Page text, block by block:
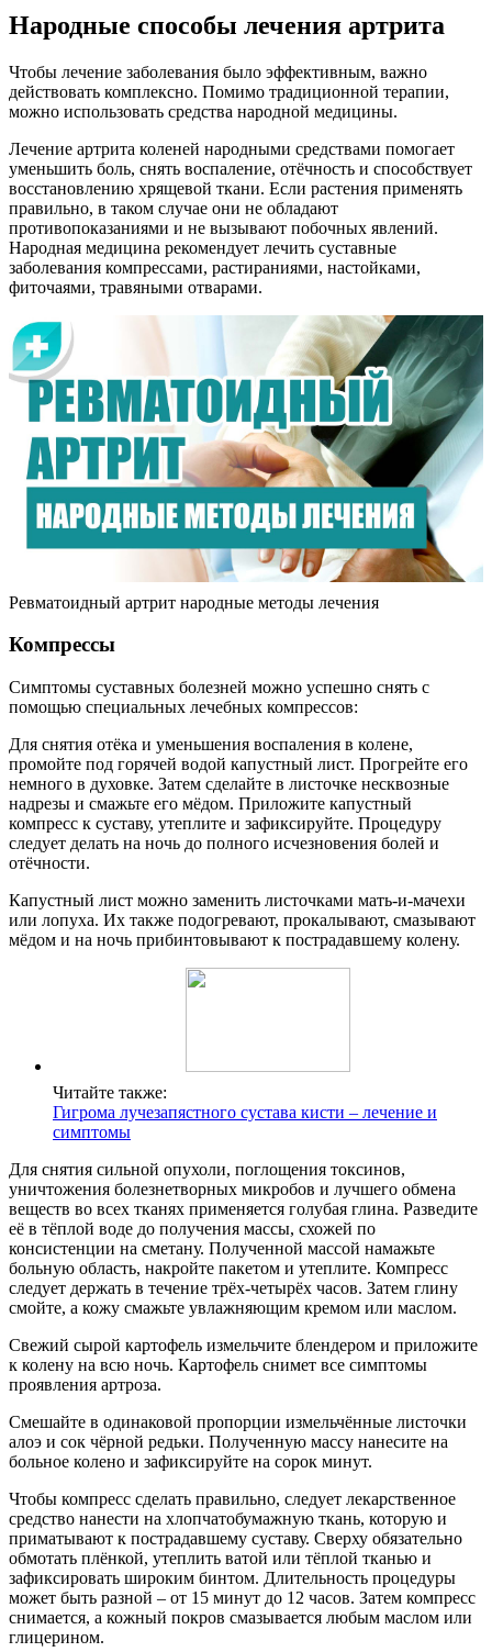
Народные способы лечения артрита
Чтобы лечение заболевания было эффективным, важно
действовать комплексно. Помимо традиционной терапии,
можно использовать средства народной медицины.
Лечение артрита коленей народными средствами помогает
уменьшить боль, снять воспаление, отёчность и способствует
восстановлению хрящевой ткани. Если растения применять
правильно, в таком случае они не обладают
противопоказаниями и не вызывают побочных явлений.
Народная медицина рекомендует лечить суставные
заболевания компрессами, растираниями, настойками,
фиточаями, травяными отварами.
Ревматоидный артрит народные методы лечения
Компрессы
Симптомы суставных болезней можно успешно снять с
помощью специальных лечебных компрессов:
Для снятия отёка и уменьшения воспаления в колене,
промойте под горячей водой капустный лист. Прогрейте его
немного в духовке. Затем сделайте в листочке несквозные
надрезы и смажьте его мёдом. Приложите капустный
компресс к суставу, утеплите и зафиксируйте. Процедуру
следует делать на ночь до полного исчезновения болей и
отёчности.
Капустный лист можно заменить листочками мать-и-мачехи
или лопуха. Их также подогревают, прокалывают, смазывают
мёдом и на ночь прибинтовывают к пострадавшему колену.
Читайте также:
Гигрома лучезапястного сустава кисти – лечение и
симптомы
Для снятия сильной опухоли, поглощения токсинов,
уничтожения болезнетворных микробов и лучшего обмена
веществ во всех тканях применяется голубая глина. Разведите
её в тёплой воде до получения массы, схожей по
консистенции на сметану. Полученной массой намажьте
больную область, накройте пакетом и утеплите. Компресс
следует держать в течение трёх-четырёх часов. Затем глину
смойте, а кожу смажьте увлажняющим кремом или маслом.
Свежий сырой картофель измельчите блендером и приложите
к колену на всю ночь. Картофель снимет все симптомы
проявления артроза.
Смешайте в одинаковой пропорции измельчённые листочки
алоэ и сок чёрной редьки. Полученную массу нанесите на
больное колено и зафиксируйте на сорок минут.
Чтобы компресс сделать правильно, следует лекарственное
средство нанести на хлопчатобумажную ткань, которую и
приматывают к пострадавшему суставу. Сверху обязательно
обмотать плёнкой, утеплить ватой или тёплой тканью и
зафиксировать широким бинтом. Длительность процедуры
может быть разной – от 15 минут до 12 часов. Затем компресс
снимается, а кожный покров смазывается любым маслом или
глицерином.